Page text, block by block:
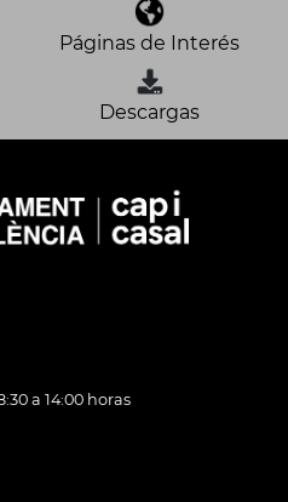
Páginas de Interés
Descargas
a 14:00 horas